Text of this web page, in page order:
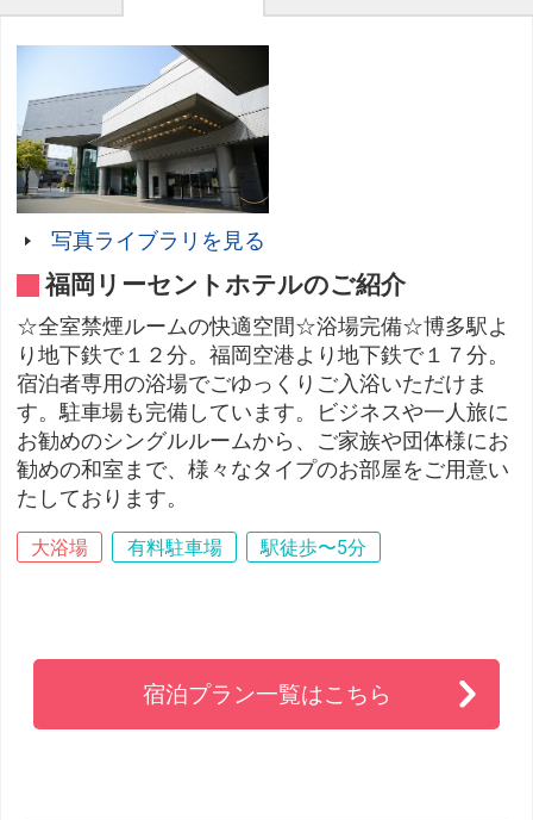
写真ライブラリを見る
福岡リーセントホテルのご紹介
☆全室禁煙ルームの快適空間☆浴場完備☆博多駅よ
り地下鉄で１２分。福岡空港より地下鉄で１７分。
宿泊者専用の浴場でごゆっくりご入浴いただけま
す。駐車場も完備しています。ビジネスや一人旅に
お勧めのシングルルームから、ご家族や団体様にお
勧めの和室まで、様々なタイプのお部屋をご用意い
たしております。
大浴場 有料駐車場 駅徒歩〜5分
宿泊プラン一覧はこちら